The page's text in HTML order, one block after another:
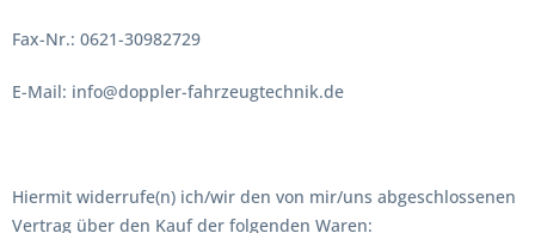
Fax-Nr.: 0621-30982729
E-Mail: info@doppler-fahrzeugtechnik.de
Hiermit widerrufe(n) ich/wir den von mir/uns abgeschlossenen
Vertrag über den Kauf der folgenden Waren: